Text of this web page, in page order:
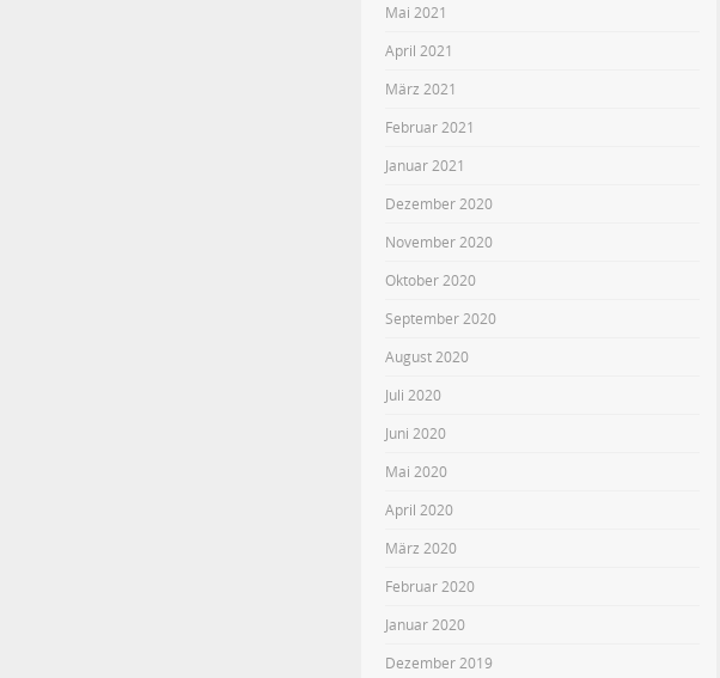
Mai 2021
April 2021
März 2021
Februar 2021
Januar 2021
Dezember 2020
November 2020
Oktober 2020
September 2020
August 2020
Juli 2020
Juni 2020
Mai 2020
April 2020
März 2020
Februar 2020
Januar 2020
Dezember 2019